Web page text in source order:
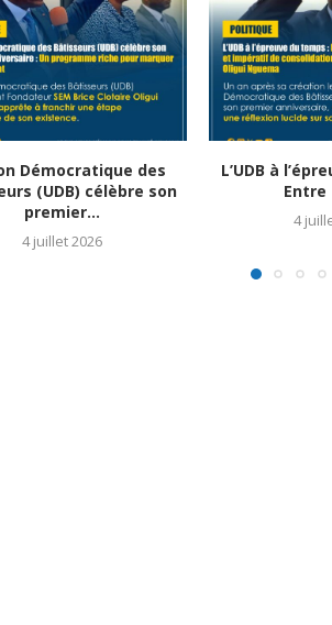
Démocratique des
(UDB) célèbre son
premier...
4 juillet 2026
L’UDB à
Entre
4